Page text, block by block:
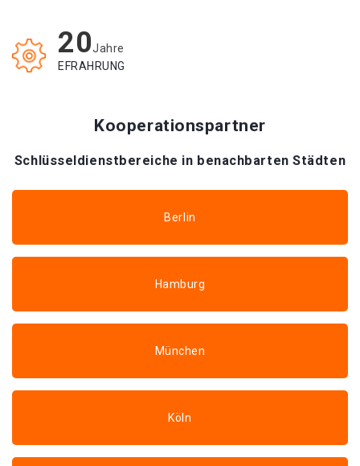
20Jahre
EFRAHRUNG
Kooperationspartner
Schlüsseldienstbereiche in benachbarten Städten
Berlin
Hamburg
München
Köln